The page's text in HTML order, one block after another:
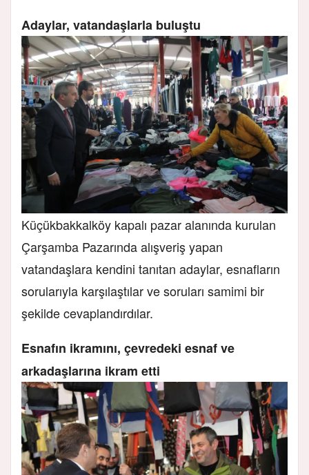
Adaylar, vatandaşlarla buluştu
Küçükbakkalköy kapalı pazar alanında kurulan
Çarşamba Pazarında alışveriş yapan
vatandaşlara kendini tanıtan adaylar, esnafların
sorularıyla karşılaştılar ve soruları samimi bir
şekilde cevaplandırdılar.
Esnafın ikramını, çevredeki esnaf ve
arkadaşlarına ikram etti